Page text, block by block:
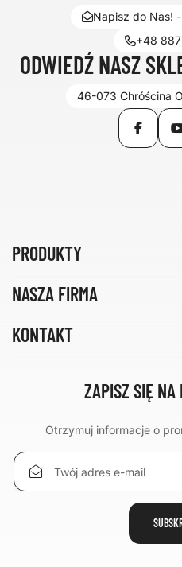
Napisz do Nas!
+48
ODWIEDŹ NASZ
46-073 Chróścina
PRODUKTY
NASZA FIRMA
KONTAKT
ZAPISZ SIĘ NA
Otrzymuj informacje o